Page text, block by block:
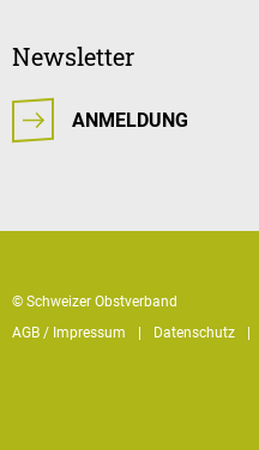
Newsletter
ANMELDUNG
© Schweizer Obstverband
AGB / Impressum
Datenschutz